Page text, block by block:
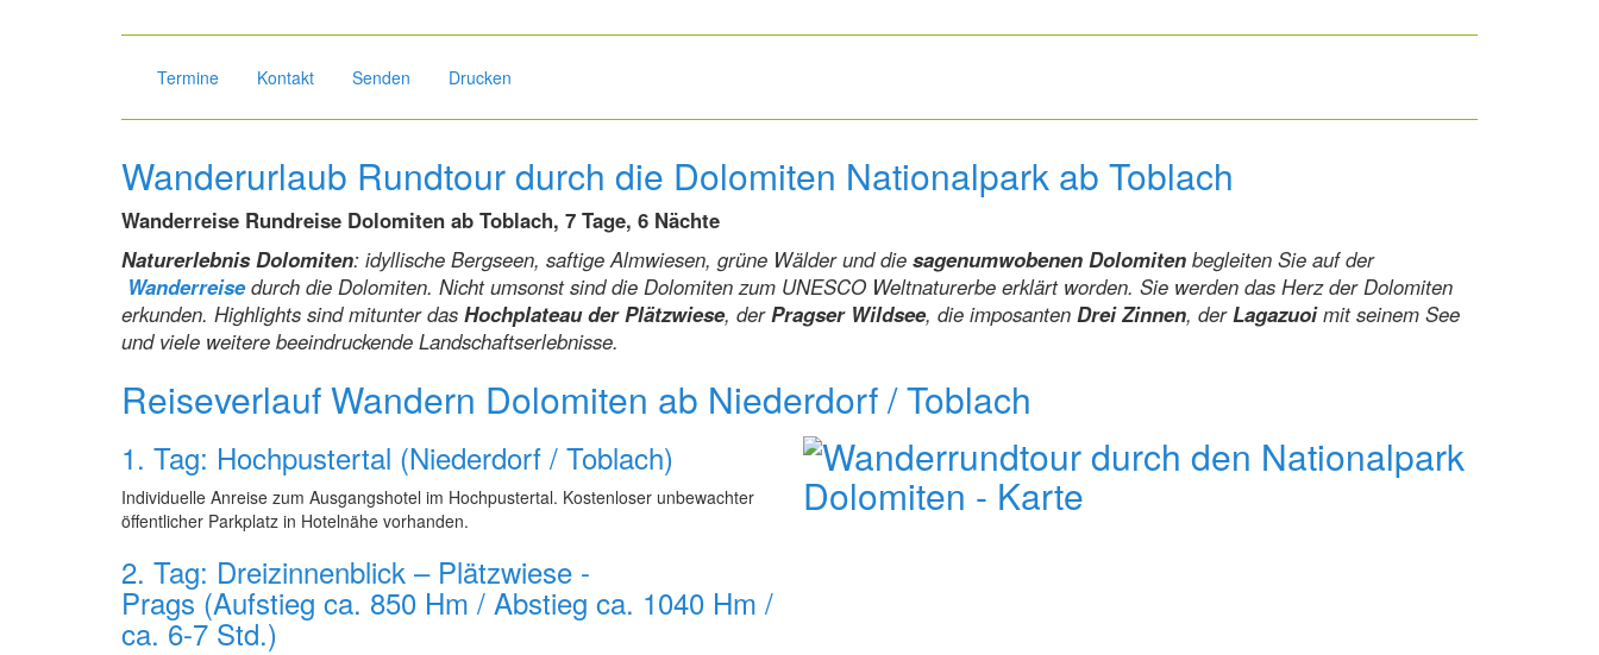
Termine Kontakt Senden Drucken
Wanderurlaub Rundtour durch die Dolomiten Nationalpark ab Toblach
Wanderreise Rundreise Dolomiten ab Toblach, 7 Tage, 6 Nächte
Naturerlebnis Dolomiten: idyllische Bergseen, saftige Almwiesen, grüne Wälder und die sagenumwobenen Dolomiten begleiten Sie auf der
Wanderreisedurch die Dolomiten. Nicht umsonst sind die Dolomiten zum UNESCO Weltnaturerbe erklärt worden. Sie werden das Herz der Dolomiten
erkunden. Highlights sind mitunter das Hochplateau der Plätzwiese, derPragser Wildsee, die imposanten Drei Zinnen, derLagazuoimit seinem See
und viele weitere beeindruckende Landschaftserlebnisse.
Reiseverlauf Wandern Dolomiten ab Niederdorf / Toblach
1. Tag: Hochpustertal (Niederdorf / Toblach)
Individuelle Anreise zum Ausgangshotel im Hochpustertal. Kostenloser unbewachter
öffentlicher Parkplatz in Hotelnähe vorhanden.
2. Tag: Dreizinnenblick – Plätzwiese -
Prags (Aufstieg ca. 850 Hm / Abstieg ca. 1040 Hm /
ca. 6-7 Std.)